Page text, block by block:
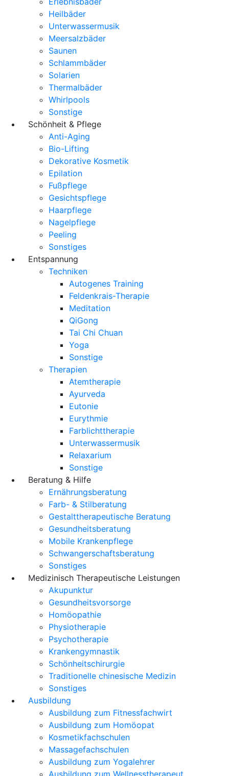
Heilbäder
Unterwassermusik
Meersalzbäder
Saunen
Schlammbäder
Solarien
Thermalbäder
Whirlpools
Sonstige
Schönheit & Pflege
Anti-Aging
Bio-Lifting
Dekorative Kosmetik
Epilation
Fußpflege
Gesichtspflege
Haarpflege
Nagelpflege
Peeling
Sonstiges
Entspannung
Techniken
Autogenes Training
Feldenkrais-Therapie
Meditation
QiGong
Tai Chi Chuan
Yoga
Sonstige
Therapien
Atemtherapie
Ayurveda
Eutonie
Eurythmie
Farblichttherapie
Unterwassermusik
Relaxarium
Sonstige
Beratung & Hilfe
Ernährungsberatung
Farb- & Stilberatung
Gestalttherapeutische Beratung
Gesundheitsberatung
Mobile Krankenpflege
Schwangerschaftsberatung
Sonstiges
Medizinisch Therapeutische Leistungen
Akupunktur
Gesundheitsvorsorge
Homöopathie
Physiotherapie
Psychotherapie
Krankengymnastik
Schönheitschirurgie
Traditionelle chinesische Medizin
Sonstiges
Ausbildung
Ausbildung zum Fitnessfachwirt
Ausbildung zum Homöopat
Kosmetikfachschulen
Massagefachschulen
Ausbildung zum Yogalehrer
Ausbildung zum Wellnesstherapeut